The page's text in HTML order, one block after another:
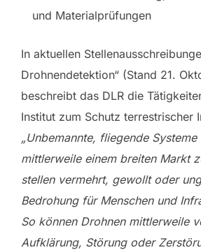
und Materialprüfungen
In aktuellen
Drohnendetektion“ (Stand 21.
beschreibt das DLR die
Institut zum Schutz terrestrischer
„Unbemannte, fliegende
mittlerweile einem breiten Markt
stellen vermehrt, gewollt oder
Bedrohung für Menschen und
So können Drohnen mittlerweile
Aufklärung, Störung oder